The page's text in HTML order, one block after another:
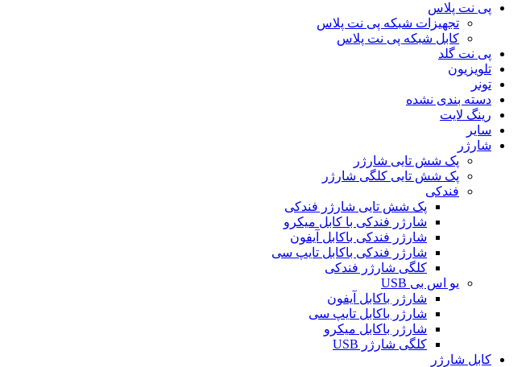
پی نت پلاس
تجهیزات شبکه پی نت پلاس
کابل شبکه پی نت پلاس
پی نت گلد
تلویزیون
تونر
دسته بندی نشده
رینگ لایت
سایر
شارژر
پک شش تایی شارژر
پک شش تایی کلگی شارژر
فندکی
پک شش تایی شارژر فندکی
شارژر فندکی با کابل میکرو
شارژر فندکی باکابل آیفون
شارژر فندکی باکابل تایپ سی
کلگی شارژر فندکی
یو اس بی USB
شارژر باکابل آیفون
شارژر باکابل تایپ سی
شارژر باکابل میکرو
کلگی شارژر USB
کابل شارژر